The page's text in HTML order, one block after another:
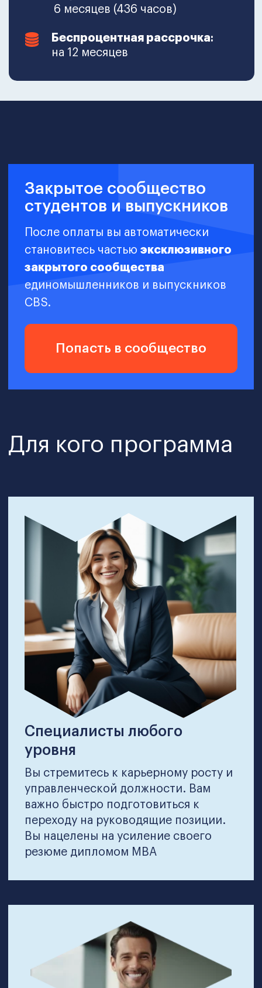
Специалисты любого
Вы стремитесь к карьерному росту и
управленческой должности. Вам
переходу на руководящие позиции.
резюме дипломом MBA
Вы планируете углубить свое
понимание бизнес-процессов.
Собираетесь повысить
эффективность компании, увеличить
прибыль, расширить долю на рынке
Топ-менеджеры
Вам важно разбираться в бизнес-
процессах на стратегическом
уровне, вы стремитесь быть
эффективным руководителем и
Какие возможности дает
Mini-MBA Professional